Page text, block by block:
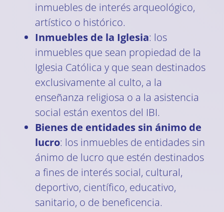
inmuebles de interés arqueológico,
artístico o histórico.
Inmuebles de la Iglesia: los
inmuebles que sean propiedad de la
Iglesia Católica y que sean destinados
exclusivamente al culto, a la
enseñanza religiosa o a la asistencia
social están exentos del IBI.
Bienes de entidades sin ánimo de
lucro: los inmuebles de entidades sin
ánimo de lucro que estén destinados
a fines de interés social, cultural,
deportivo, científico, educativo,
sanitario, o de beneficencia.